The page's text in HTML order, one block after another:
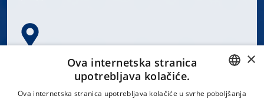
Spinčićeva 1, 21000 Split
CROATIAN
×
Ova internetska stranica
upotrebljava kolačiće.
Ova internetska stranica upotrebljava kolačiće u svrhe poboljšanja